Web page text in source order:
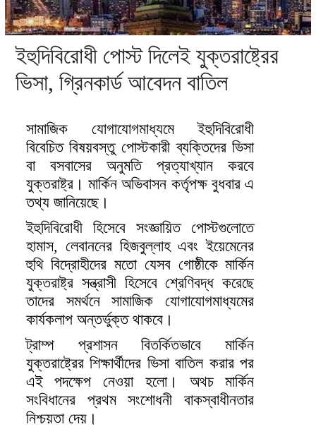
ইহুদিবিরোধী পোস্ট দিলেই যুক্তরাষ্ট্রের
ভিসা, গ্রিনকার্ড আবেদন বাতিল
সামাজিক যোগাযোগমাধ্যমে ইহুদিবিরোধী
বিবেচিত বিষয়বস্তু পোস্টকারী ব্যক্তিদের ভিসা
বা বসবাসের অনুমতি প্রত্যাখ্যান করবে
যুক্তরাষ্ট্র। মার্কিন অভিবাসন কর্তৃপক্ষ বুধবার এ
তথ্য জানিয়েছে।
ইহুদিবিরোধী হিসেবে সংজ্ঞায়িত পোস্টগুলোতে
হামাস, লেবাননের হিজবুল্লাহ এবং ইয়েমেনের
হুথি বিদ্রোহীদের মতো যেসব গোষ্ঠীকে মার্কিন
যুক্তরাষ্ট্র সন্ত্রাসী হিসেবে শ্রেণিবদ্ধ করেছে
তাদের সমর্থনে সামাজিক যোগাযোগমাধ্যমের
কার্যকলাপ অন্তর্ভুক্ত থাকবে।
ট্রাম্প প্রশাসন বিতর্কিতভাবে মার্কিন
যুক্তরাষ্ট্রের শিক্ষার্থীদের ভিসা বাতিল করার পর
এই পদক্ষেপ নেওয়া হলো। অথচ মার্কিন
সংবিধানের প্রথম সংশোধনী বাকস্বাধীনতার
নিশ্চয়তা দেয়।